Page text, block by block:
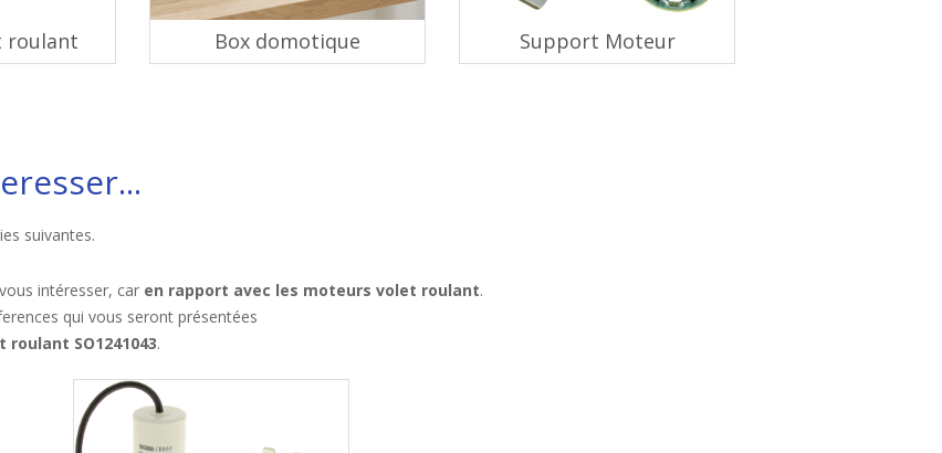
roulant Box domotique Support Moteur
suivantes.
intéresser, car en rapport avec les moteurs volet roulant.
qui vous seront présentées
SO1241043.